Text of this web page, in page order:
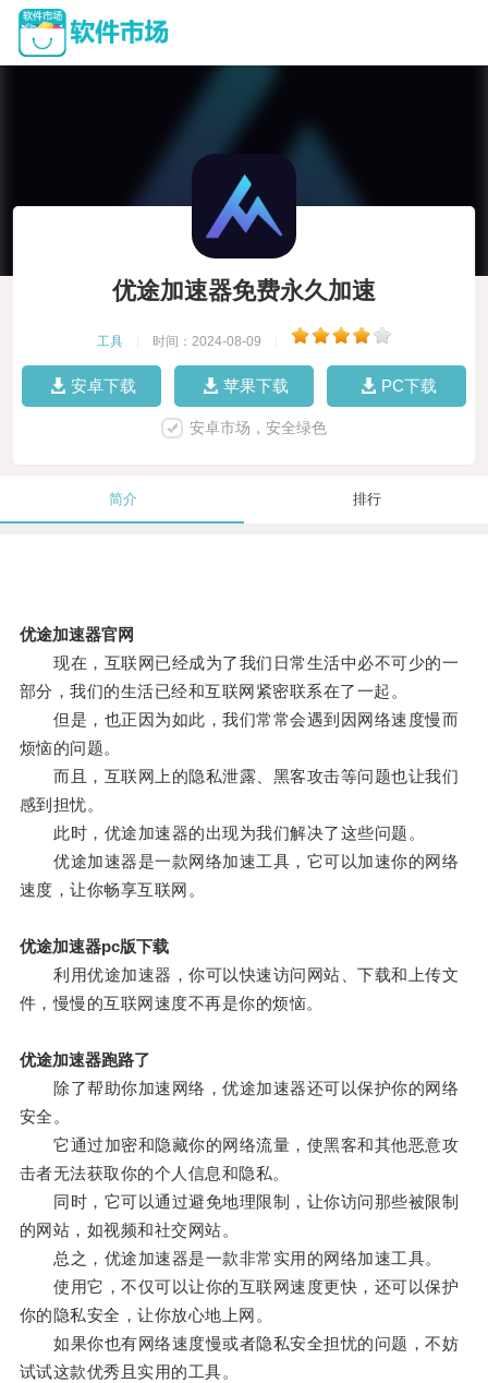
优途加速器免费永久加速
工具 时间：2024-08-09
安卓下载 苹果下载 PC下载
安卓市场，安全绿色
简介 排行
优途加速器官网
现在，互联网已经成为了我们日常生活中必不可少的一
部分，我们的生活已经和互联网紧密联系在了一起。
但是，也正因为如此，我们常常会遇到因网络速度慢而
烦恼的问题。
而且，互联网上的隐私泄露、黑客攻击等问题也让我们
感到担忧。
此时，优途加速器的出现为我们解决了这些问题。
优途加速器是一款网络加速工具，它可以加速你的网络
速度，让你畅享互联网。
优途加速器pc版下载
利用优途加速器，你可以快速访问网站、下载和上传文
件，慢慢的互联网速度不再是你的烦恼。
优途加速器跑路了
除了帮助你加速网络，优途加速器还可以保护你的网络
安全。
它通过加密和隐藏你的网络流量，使黑客和其他恶意攻
击者无法获取你的个人信息和隐私。
同时，它可以通过避免地理限制，让你访问那些被限制
的网站，如视频和社交网站。
总之，优途加速器是一款非常实用的网络加速工具。
使用它，不仅可以让你的互联网速度更快，还可以保护
你的隐私安全，让你放心地上网。
如果你也有网络速度慢或者隐私安全担忧的问题，不妨
试试这款优秀且实用的工具。